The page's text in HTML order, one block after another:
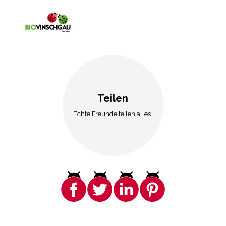
Teilen
Echte Freunde teilen alles.